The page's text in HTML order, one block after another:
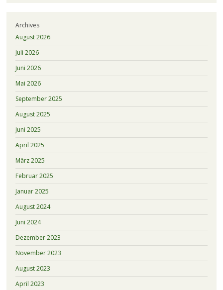
Archives
August 2026
Juli 2026
Juni 2026
Mai 2026
September 2025
August 2025
Juni 2025
April 2025
März 2025
Februar 2025
Januar 2025
August 2024
Juni 2024
Dezember 2023
November 2023
August 2023
April 2023